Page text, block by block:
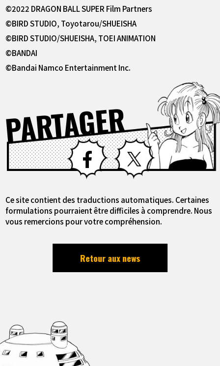
©2022 DRAGON BALL SUPER Film Partners
©BIRD STUDIO, Toyotarou/SHUEISHA
©BIRD STUDIO/SHUEISHA, TOEI ANIMATION
©BANDAI
©Bandai Namco Entertainment Inc.
PARTAGERFacebook X
Ce site contient des traductions automatiques. Certaines
formulations pourraient être difficiles à comprendre. Nous
vous remercions pour votre compréhension.
Retour aux news